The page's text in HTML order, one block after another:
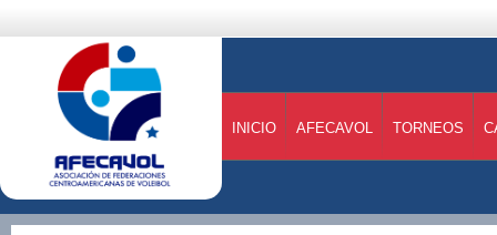
INICIO AFECAVOL TORNEOS